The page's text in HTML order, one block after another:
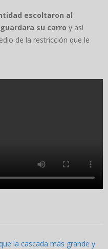
escoltaron al
su carro y así
de la restricción que le
la cascada más grande y